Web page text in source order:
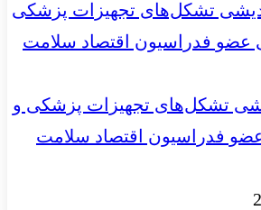
تشکل‌های تجهیزات پزشکی و
فدراسیون اقتصاد سلامت